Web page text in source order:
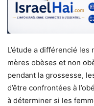
L’étude a différencié les
mères obèses et non
pendant la grossesse,
d’être confrontées à
à déterminer si les